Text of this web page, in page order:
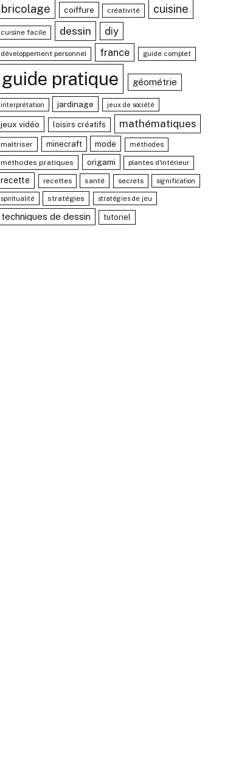
bricolage coiffure créativité cuisine
cuisine facile dessin diy
développement personnel france guide complet
guide pratique géométrie
interprétation jardinage jeux de société
jeux vidéo loisirs créatifs mathématiques
maîtriser minecraft mode méthodes
méthodes pratiques origami plantes d'intérieur
recette recettes santé secrets signification
spiritualité stratégies stratégies de jeu
techniques de dessin tutoriel